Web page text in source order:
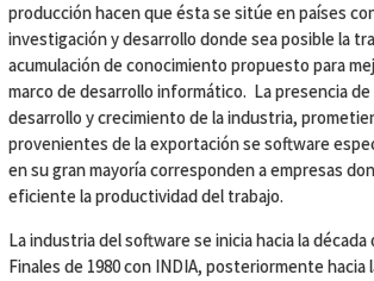
producción hacen que ésta se sitúe en países
investigación y desarrollo donde sea posible la
acumulación de conocimiento propuesto para
marco de desarrollo informático. La presencia
desarrollo y crecimiento de la industria,
provenientes de la exportación se software
en su gran mayoría corresponden a empresas
eficiente la productividad del trabajo.
La industria del software se inicia hacia la década
Finales de 1980 con INDIA, posteriormente hacia